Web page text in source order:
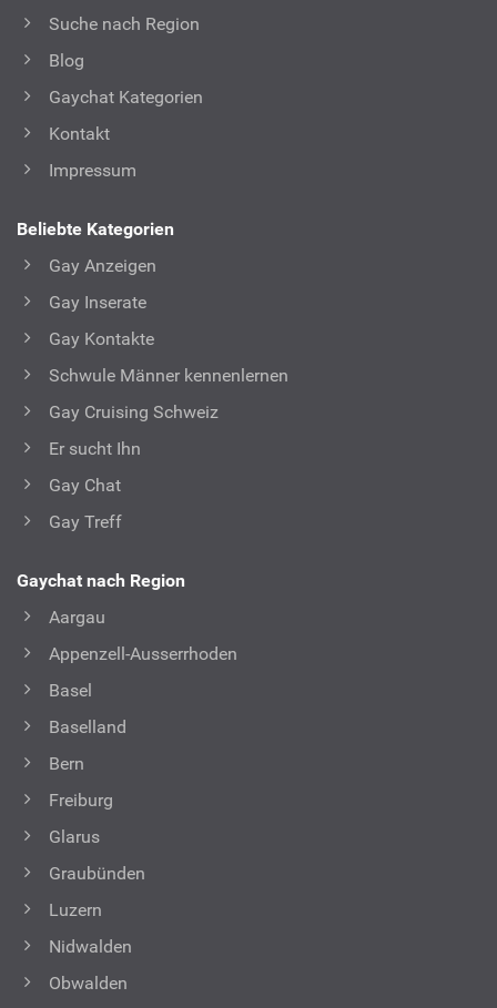
Suche nach Region
Blog
Gaychat Kategorien
Kontakt
Impressum
Beliebte Kategorien
Gay Anzeigen
Gay Inserate
Gay Kontakte
Schwule Männer kennenlernen
Gay Cruising Schweiz
Er sucht Ihn
Gay Chat
Gay Treff
Gaychat nach Region
Aargau
Appenzell-Ausserrhoden
Basel
Baselland
Bern
Freiburg
Glarus
Graubünden
Luzern
Nidwalden
Obwalden